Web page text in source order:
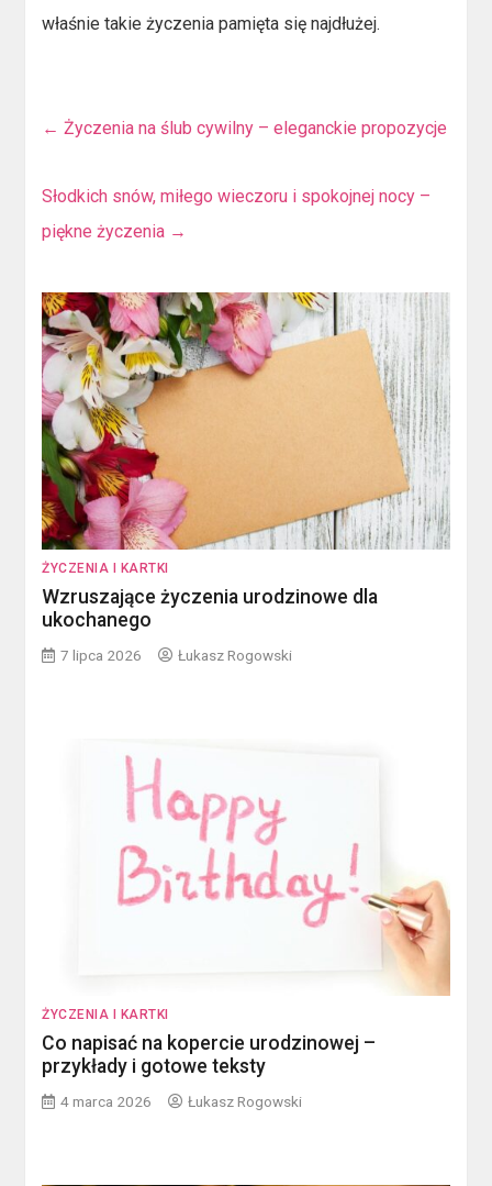
właśnie takie życzenia pamięta się najdłużej.
← Życzenia na ślub cywilny – eleganckie propozycje
Słodkich snów, miłego wieczoru i spokojnej nocy –
piękne życzenia →
ŻYCZENIA I KARTKI
Wzruszające życzenia urodzinowe dla
ukochanego
7 lipca 2026 Łukasz Rogowski
ŻYCZENIA I KARTKI
Co napisać na kopercie urodzinowej –
przykłady i gotowe teksty
4 marca 2026 Łukasz Rogowski